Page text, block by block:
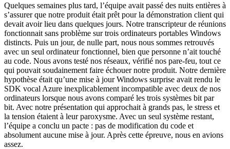
Quelques semaines plus tard, l’équipe avait passé des nuits entières à
s’assurer que notre produit était prêt pour la démonstration client qui
devait avoir lieu dans quelques jours. Notre transcripteur de réunions
fonctionnait sans problème sur trois ordinateurs portables Windows
distincts. Puis un jour, de nulle part, nous nous sommes retrouvés
avec un seul ordinateur fonctionnel, bien que personne n’ait touché
au code. Nous avons testé nos réseaux, vérifié nos pare-feu, tout ce
qui pouvait soudainement faire échouer notre produit. Notre dernière
hypothèse était qu’une mise à jour Windows surprise avait rendu le
SDK vocal Azure inexplicablement incompatible avec deux de nos
ordinateurs lorsque nous avons comparé les trois systèmes bit par
bit. Avec notre présentation qui approchait à grands pas, le stress et
la tension étaient à leur paroxysme. Avec un seul système restant,
l’équipe a conclu un pacte : pas de modification du code et
absolument aucune mise à jour. Après cette épreuve, nous en avions
assez.